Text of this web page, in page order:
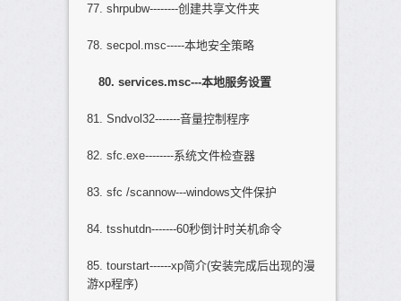
77. shrpubw--------创建共享文件夹
78. secpol.msc-----本地安全策略
80. services.msc---本地服务设置
81. Sndvol32-------音量控制程序
82. sfc.exe--------系统文件检查器
83. sfc /scannow---windows文件保护
84. tsshutdn-------60秒倒计时关机命令
85. tourstart------xp简介(安装完成后出现的漫
游xp程序)